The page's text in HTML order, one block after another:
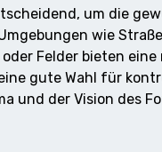
um die
wie
Felder bieten
gute Wahl für
und der Vision des